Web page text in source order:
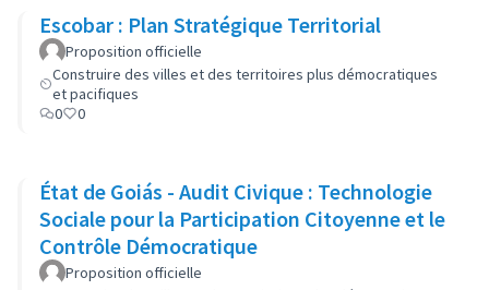
Escobar : Plan Stratégique Territorial
Proposition officielle
Construire des villes et des territoires plus démocratiques
et pacifiques
0
0
État de Goiás - Audit Civique : Technologie
Sociale pour la Participation Citoyenne et le
Contrôle Démocratique
Proposition officielle